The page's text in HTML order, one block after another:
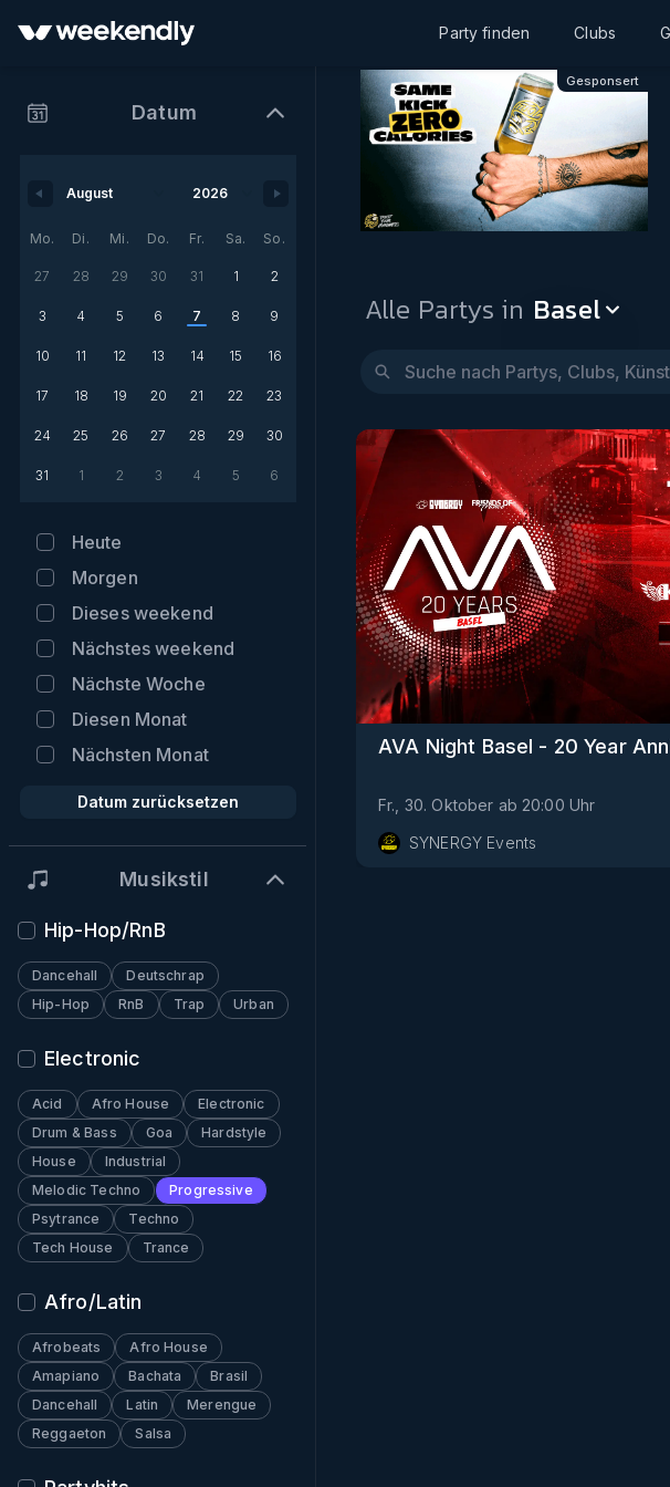
Party finden Clubs
Datum
Mo. Di. Mi. Do. Fr. Sa. So.
27 28 29 30 31 1 2
3 4 5 6 7 8 9
10 11 12 13 14 15 16
17 18 19 20 21 22 23
24 25 26 27 28 29 30
31 1 2 3 4 5 6
Heute
Morgen
Dieses weekend
Nächstes weekend
Nächste Woche
Diesen Monat
Nächsten Monat
Datum zurücksetzen
Musikstil
Hip-Hop/RnB
Dancehall
Deutschrap
Hip-Hop
RnB Trap Urban
Electronic
Acid Afro House
Electronic
Drum & Bass
Goa
Hardstyle
House
Industrial
Melodic Techno
Progressive
Psytrance
Techno
Tech House
Trance
Afro/Latin
Afrobeats
Afro House
Amapiano
Bachata
Brasil
Dancehall
Latin
Merengue
Reggaeton
Salsa
Gesponsert
Alle Partys in Basel
AVA Night Basel - 20 Year
Fr., 30. Oktober ab 20:00 Uhr
SYNERGY Events